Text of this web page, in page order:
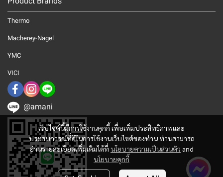
เว็บไซต์นี้มีการใช้งานคุกกี้ เพื่อเพิ่มประสิทธิภาพและ
ประสบการณ์ที่ดีในการใช้งานเว็บไซต์ของท่าน ท่านสามารถ
อ่านรายละเอียดเพิ่มเติมได้ที่ นโยบายความเป็นส่วนตัว and
นโยบายคุกกี้
Thermo
Macherey-Nagel
YMC
VICI
@amani